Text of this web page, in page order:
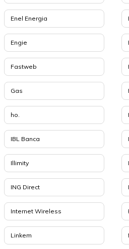
Enel Energia
Engie
Fastweb
Gas
ho.
IBL Banca
Illimity
ING Direct
Internet Wireless
Linkem